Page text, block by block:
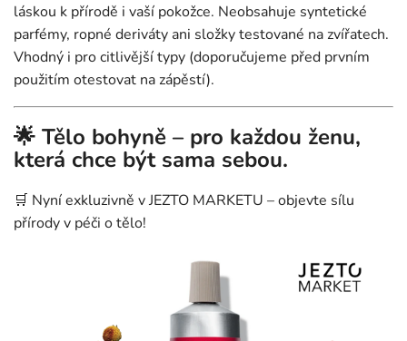
láskou k přírodě i vaší pokožce. Neobsahuje syntetické
parfémy, ropné deriváty ani složky testované na zvířatech.
Vhodný i pro citlivější typy (doporučujeme před prvním
použitím otestovat na zápěstí).
🌟 Tělo bohyně – pro každou ženu,
která chce být sama sebou.
🛒 Nyní exkluzivně vJEZTO MARKETU – objevte sílu
přírody v péči o tělo!